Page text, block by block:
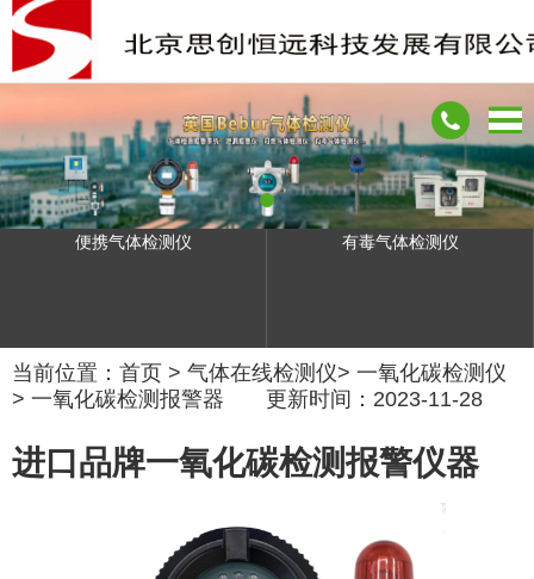
便携气体检测仪 有毒气体检测仪
当前位置： 首页 > 气体在线检测仪> 一氧化碳检测仪
> 一氧化碳检测报警器 更新时间：2023-11-28
进口品牌一氧化碳检测报警仪器